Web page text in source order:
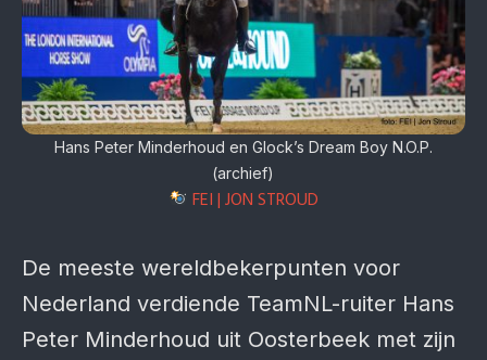
Hans Peter Minderhoud en Glock’s Dream Boy N.O.P.
(archief)
FEI | JON STROUD
De meeste wereldbekerpunten voor
Nederland verdiende TeamNL-ruiter Hans
Peter Minderhoud uit Oosterbeek met zijn